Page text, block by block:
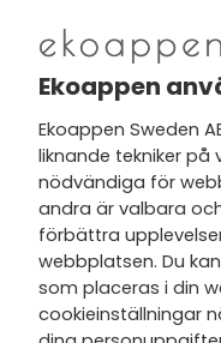
Jag
av
Ekoappen
Ekoappen Sweden
liknande tekniker på
nödvändiga för
andra är valbara
förbättra
webbplatsen. Du
som placeras i din
cookieinställningar